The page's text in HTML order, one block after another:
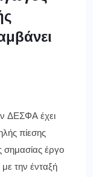
ΔΕΣΦΑ έχει
πίεσης
σημασίας έργο
την ένταξή